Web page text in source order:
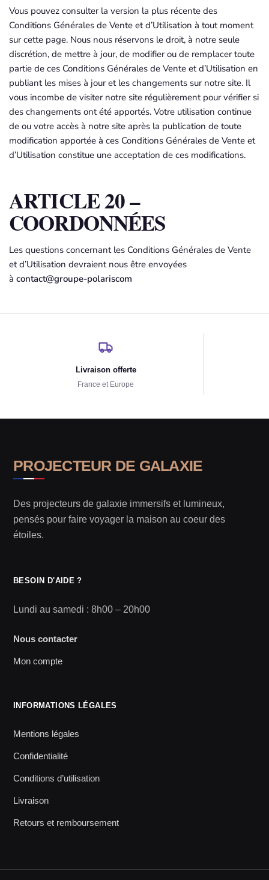
Vous pouvez consulter la version la plus récente des
Conditions Générales de Vente et d’Utilisation à tout moment
sur cette page. Nous nous réservons le droit, à notre seule
discrétion, de mettre à jour, de modifier ou de remplacer toute
partie de ces Conditions Générales de Vente et d’Utilisation en
publiant les mises à jour et les changements sur notre site. Il
vous incombe de visiter notre site régulièrement pour vérifier si
des changements ont été apportés. Votre utilisation continue
de ou votre accès à notre site après la publication de toute
modification apportée à ces Conditions Générales de Vente et
d’Utilisation constitue une acceptation de ces modifications.
ARTICLE 20 –
COORDONNÉES
Les questions concernant les Conditions Générales de Vente
et d’Utilisation devraient nous être envoyées
à contact@groupe-polariscom
Livraison offerte
France et Europe
PROJECTEUR DE GALAXIE
Des projecteurs de galaxie immersifs et lumineux,
pensés pour faire voyager la maison au coeur des
étoiles.
BESOIN D'AIDE ?
Lundi au samedi : 8h00 – 20h00
Nous contacter
Mon compte
INFORMATIONS LÉGALES
Mentions légales
Confidentialité
Conditions d’utilisation
Livraison
Retours et remboursement